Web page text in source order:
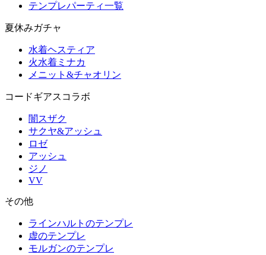
テンプレパーティ一覧
夏休みガチャ
水着ヘスティア
火水着ミナカ
メニット&チャオリン
コードギアスコラボ
闇スザク
サクヤ&アッシュ
ロゼ
アッシュ
ジノ
VV
その他
ラインハルトのテンプレ
虚のテンプレ
モルガンのテンプレ